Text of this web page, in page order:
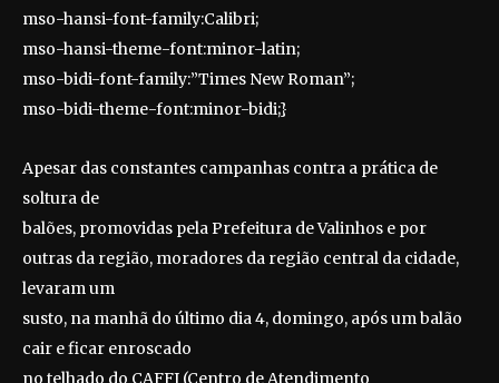
mso-hansi-font-family:Calibri;
mso-hansi-theme-font:minor-latin;
mso-bidi-font-family:”Times New Roman”;
mso-bidi-theme-font:minor-bidi;}
Apesar das constantes campanhas contra a prática de
soltura de
balões, promovidas pela Prefeitura de Valinhos e por
outras da região, moradores da região central da cidade,
levaram um
susto, na manhã do último dia 4, domingo, após um balão
cair e ficar enroscado
no telhado do CAFFI (Centro de Atendimento